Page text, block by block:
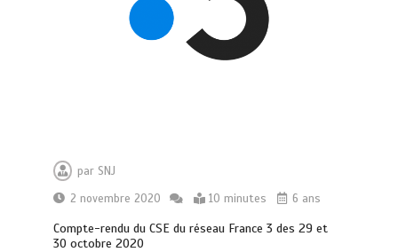
par SNJ
2 novembre 2020
10 minutes 6 ans
Compte-rendu du CSE du réseau France 3 des 29 et
30 octobre 2020